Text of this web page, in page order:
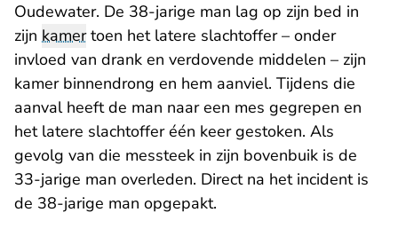
Oudewater. De 38-jarige man lag op zijn bed in
zijn kamertoen het latere slachtoffer – onder
invloed van drank en verdovende middelen – zijn
kamer binnendrong en hem aanviel. Tijdens die
aanval heeft de man naar een mes gegrepen en
het latere slachtoffer één keer gestoken. Als
gevolg van die messteek in zijn bovenbuik is de
33-jarige man overleden. Direct na het incident is
de 38-jarige man opgepakt.